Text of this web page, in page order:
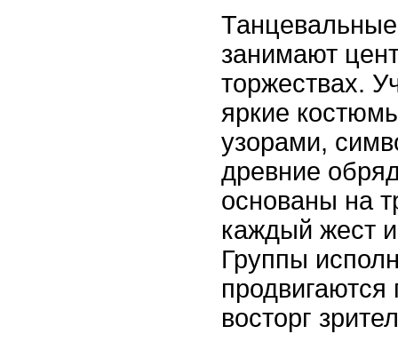
занимают
торжествах.
яркие
узорами,
древние
основаны на
каждый жест
Группы
восторг